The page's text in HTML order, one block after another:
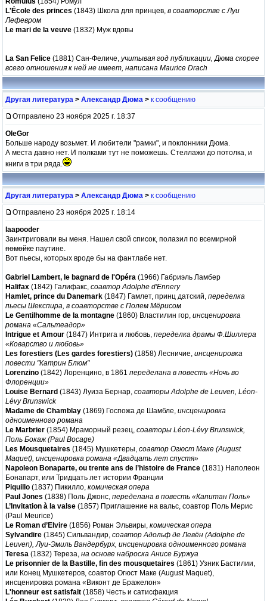
L'École des princes (1843) Школа для принцев, в соавторстве с Луи
Лефевром
Le mari de la veuve (1832) Муж вдовы
La San Felice (1881) Сан-Феличе, учитывая год публикации, Дюма скорее
всего отношения к ней не имеет, написана Maurice Drach
Другая литература > Александр Дюма > к сообщению
Отправлено 23 ноября 2025 г. 18:37
OleGor
Больше народу возьмет. И любители "рамки", и поклонники Дюма.
А места давно нет. И полками тут не поможешь. Стеллажи до потолка, и
книги в три ряда.
Другая литература > Александр Дюма > к сообщению
Отправлено 23 ноября 2025 г. 18:14
laapooder
Заинтриговали вы меня. Нашел свой список, полазил по всемирной
помойке паутине.
Вот пьесы, которых вроде бы на фантлабе нет.
Gabriel Lambert, le bagnard de l'Opéra (1966) Габриэль Ламбер
Halifax (1842) Галифакс, соавтор Adolphe d'Ennery
Hamlet, prince du Danemark (1847) Гамлет, принц датский, переделка
пьесы Шекспира, в соавторстве с Полем Мёрисом
Le Gentilhomme de la montagne (1860) Властилин гор, инсценировка
романа «Сальтеадор»
Intrigue et Amour (1847) Интрига и любовь, переделка драмы Ф.Шиллера
«Коварство и любовь»
Les forestiers (Les gardes forestiers) (1858) Лесничие, инсценировка
повести "Катрин Блюм"
Lorenzino (1842) Лоренцино, в 1861 переделана в повесть «Ночь во
Флоренции»
Louise Bernard (1843) Луиза Бернар, соавторы Adolphe de Leuven, Léon-
Lévy Brunswick
Madame de Chamblay (1869) Госпожа де Шамбле, инсценировка
одноименного романа
Le Marbrier (1854) Мраморный резец, соавторы Léon-Lévy Brunswick,
Поль Бокаж (Paul Bocage)
Les Mousquetaires (1845) Мушкетеры, соавтор Огюст Маке (August
Maquet), инсценировка романа «Двадцать лет спустя»
Napoleon Bonaparte, ou trente ans de l’histoire de France (1831) Наполеон
Бонапарт, или Тридцать лет истории Франции
Piquillo (1837) Пикилло, комическая опера
Paul Jones (1838) Поль Джонс, переделана в повесть «Капитан Поль»
L’Invitation à la valse (1857) Приглашение на вальс, соавтор Поль Мерис
(Paul Meurice)
Le Roman d’Elvire (1856) Роман Эльвиры, комическая опера
Sylvandire (1845) Сильвандир, соавтор Адольф де Левён (Adolphe de
Leuven), Луи-Эмиль Вандербурх, инсценировка одноименного романа
Teresa (1832) Тереза, на основе наброска Анисе Буржуа
Le prisonnier de la Bastille, fin des mousquetaires (1861) Узник Бастилии,
или Конец Мушкетеров, соавтор Огюст Маке (August Maquet),
инсценировка романа «Виконт де Бражелон»
L'honneur est satisfait (1858) Честь и сатисфакция